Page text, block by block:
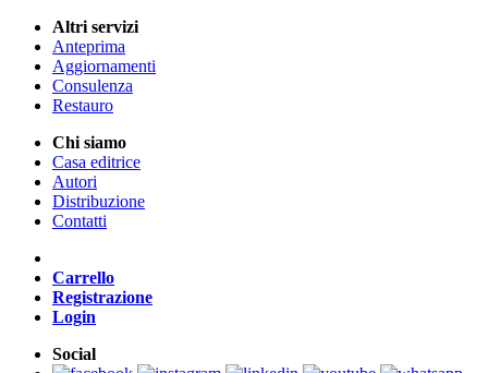
Altri servizi
Anteprima
Aggiornamenti
Consulenza
Restauro
Chi siamo
Casa editrice
Autori
Distribuzione
Contatti
Carrello
Registrazione
Login
Social